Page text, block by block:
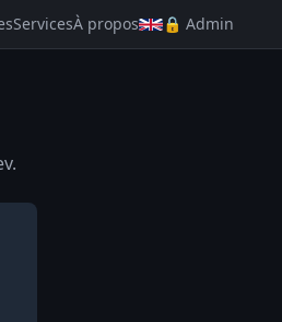
ServicesÀ propos 🔒 Admin